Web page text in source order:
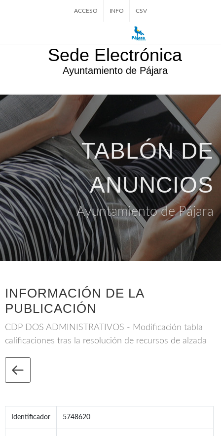
ACCESO INFO CSV
Sede Electrónica
Ayuntamiento de Pájara
TABLÓN DE
ANUNCIOS
Ayuntamiento de Pájara
INFORMACIÓN DE LA
PUBLICACIÓN
CDP DOS ADMINISTRATIVOS - Modificación tabla
calificaciones tras la resolución de recursos de alzada
Identificador 5748620